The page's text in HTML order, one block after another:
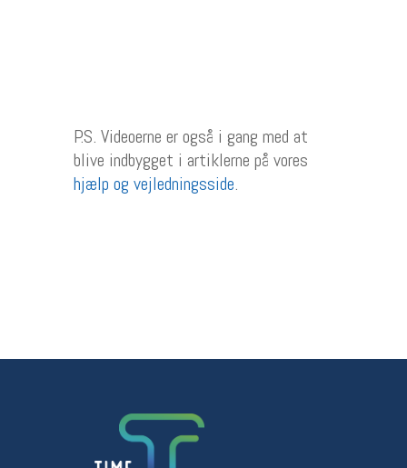
P.S. Videoerne er også i gang med at
blive indbygget i artiklerne på vores
hjælp og vejledningsside.